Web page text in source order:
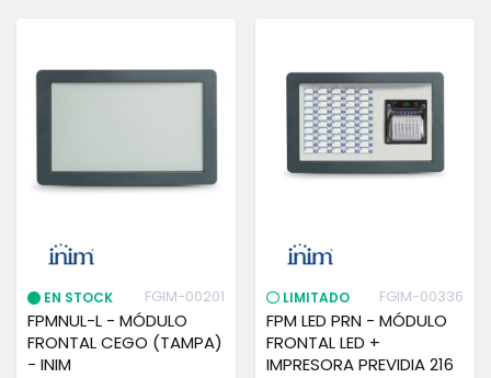
EN STOCK FGIM-00201
FPMNUL-L - MÓDULO
FRONTAL CEGO (TAMPA)
- INIM
LIMITADO FGIM-00336
FPM LED PRN - MÓDULO
FRONTAL LED +
IMPRESORA PREVIDIA 216